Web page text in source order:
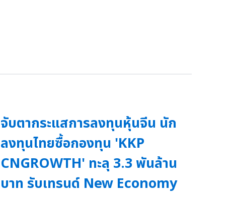
จับตากระแสการลงทุนหุ้นจีน นัก
ลงทุนไทยซื้อกองทุน 'KKP
CNGROWTH' ทะลุ 3.3 พันล้าน
บาท รับเทรนด์ New Economy